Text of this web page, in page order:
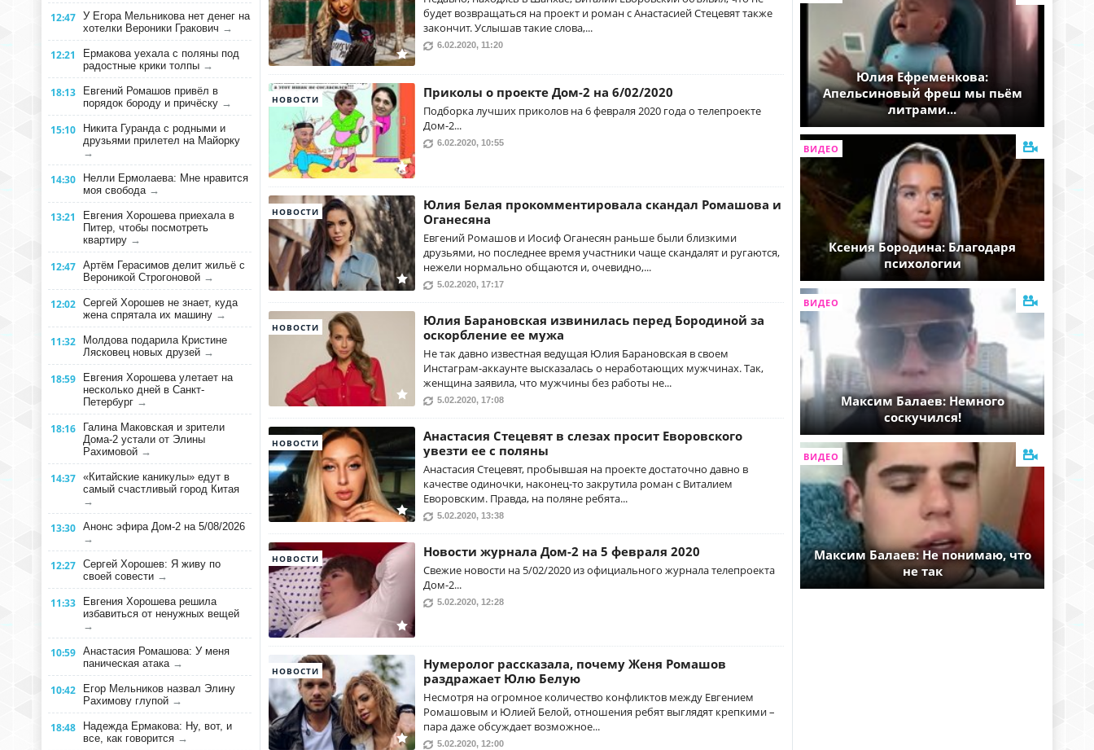
12:47 У Егора Мельникова нет денег на
хотелки Вероники Гракович →
12:21
Ермакова уехала с поляны под
радостные крики толпы →
18:13
Евгений Ромашов привёл в
порядок бороду и причёску →
15:10
Никита Гуранда с родными и
друзьями прилетел на Майорку
→
14:30
Нелли Ермолаева: Мне нравится
моя свобода →
13:21
Евгения Хорошева приехала в
Питер, чтобы посмотреть
квартиру →
12:47 Артём Герасимов делит жильё с
Вероникой Строгоновой →
12:02 Сергей Хорошев не знает, куда
жена спрятала их машину →
11:32
Молдова подарила Кристине
Лясковец новых друзей →
18:59
Евгения Хорошева улетает на
несколько дней в Санкт-
Петербург →
18:16
Галина Маковская и зрители
Дома-2 устали от Элины
Рахимовой →
14:37 «Китайские каникулы» едут в
самый счастливый город Китая
→
13:30 Анонс эфира Дом-2 на 5/08/2026
→
12:27 Сергей Хорошев: Я живу по
своей совести →
11:33
Евгения Хорошева решила
избавиться от ненужных вещей
→
10:59 Анастасия Ромашова: У меня
паническая атака →
10:42
Егор Мельников назвал Элину
Рахимову глупой →
18:48
Надежда Ермакова: Ну, вот, и
все, как говорится →
будет возвращаться на проект и роман с Анастасией Стецевят также
закончит. Услышав такие слова,...
6.02.2020, 11:20
НОВОСТИ Приколы о проекте Дом-2 на 6/02/2020
Подборка лучших приколов на 6 февраля 2020 года о телепроекте
Дом-2...
6.02.2020, 10:55
НОВОСТИ
Юлия Белая прокомментировала скандал Ромашова и
Оганесяна
Евгений Ромашов и Иосиф Оганесян раньше были близкими
друзьями, но последнее время участники чаще скандалят и ругаются,
нежели нормально общаются и, очевидно,...
5.02.2020, 17:17
НОВОСТИ
Юлия Барановская извинилась перед Бородиной за
оскорбление ее мужа
Не так давно известная ведущая Юлия Барановская в своем
Инстаграм-аккаунте высказалась о неработающих мужчинах. Так,
женщина заявила, что мужчины без работы не...
5.02.2020, 17:08
НОВОСТИ
Анастасия Стецевят в слезах просит Еворовского
увезти ее с поляны
Анастасия Стецевят, пробывшая на проекте достаточно давно в
качестве одиночки, наконец-то закрутила роман с Виталием
Еворовским. Правда, на поляне ребята...
5.02.2020, 13:38
НОВОСТИ Новости журнала Дом-2 на 5 февраля 2020
Свежие новости на 5/02/2020 из официального журнала телепроекта
Дом-2...
5.02.2020, 12:28
НОВОСТИ
Нумеролог рассказала, почему Женя Ромашов
раздражает Юлю Белую
Несмотря на огромное количество конфликтов между Евгением
Ромашовым и Юлией Белой, отношения ребят выглядят крепкими –
пара даже обсуждает возможное...
5.02.2020, 12:00
Юлия Ефременкова:
Апельсиновый фреш мы пьём
литрами...
ВИДЕО
Ксения Бородина: Благодаря
психологии
ВИДЕО
Максим Балаев: Немного
соскучился!
ВИДЕО
Максим Балаев: Не понимаю, что
не так